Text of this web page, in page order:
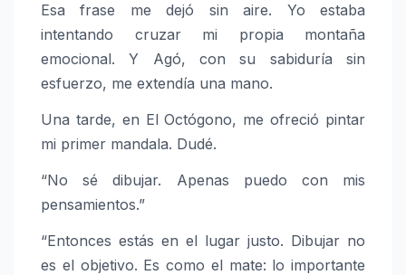
Esa frase me dejó sin aire. Yo estaba
intentando cruzar mi propia montaña
emocional. Y Agó, con su sabiduría sin
esfuerzo, me extendía una mano.
Una tarde, en El Octógono, me ofreció pintar
mi primer mandala. Dudé.
“No sé dibujar. Apenas puedo con mis
pensamientos.”
“Entonces estás en el lugar justo. Dibujar no
es el objetivo. Es como el mate: lo importante